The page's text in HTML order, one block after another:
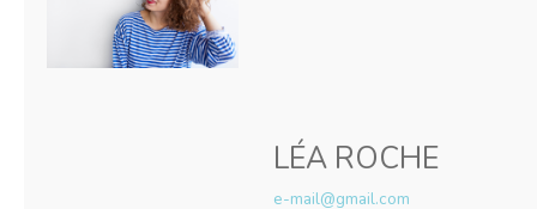
LÉA ROCHE
e-mail@gmail.com